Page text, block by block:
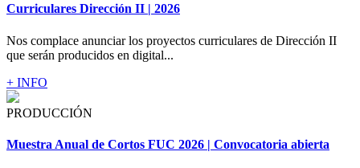
Curriculares Dirección II | 2026
Nos complace anunciar los proyectos curriculares de Dirección II
que serán producidos en digital...
+ INFO
PRODUCCIÓN
Muestra Anual de Cortos FUC 2026 | Convocatoria abierta